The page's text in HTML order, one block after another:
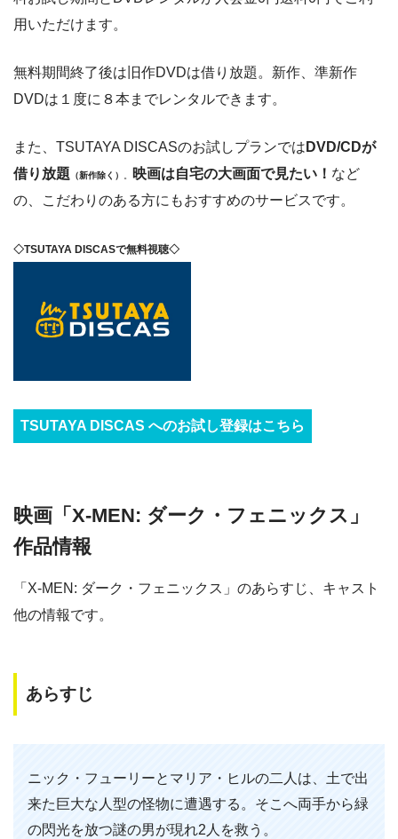
用いただけます。
無料期間終了後は旧作DVDは借り放題。新作、準新作
DVDは１度に８本までレンタルできます。
また、TSUTAYA DISCASのお試しプランでは DVD/CDが
借り放題 （新作除く） 。 映画は自宅の大画面で見たい！ など
の、こだわりのある方にもおすすめのサービスです。
◇TSUTAYA DISCASで無料視聴◇
TSUTAYA DISCAS へのお試し登録はこちら
映画「X-MEN: ダーク・フェニックス」
作品情報
「X-MEN: ダーク・フェニックス」のあらすじ、キャスト
他の情報です。
あらすじ
ニック・フューリーとマリア・ヒルの二人は、土で出
来た巨大な人型の怪物に遭遇する。そこへ両手から緑
の閃光を放つ謎の男が現れ2人を救う。